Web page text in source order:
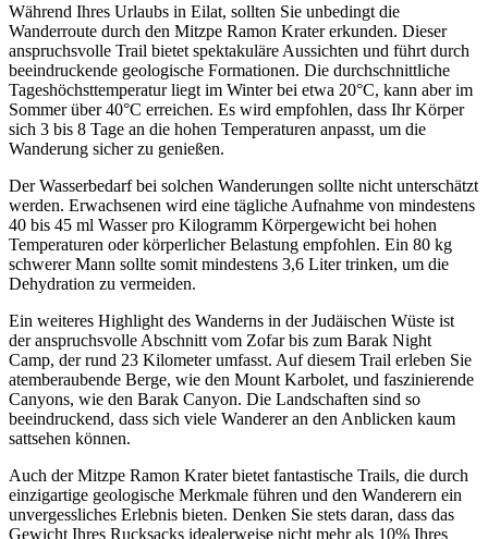
Während Ihres Urlaubs in Eilat, sollten Sie unbedingt die
Wanderroute durch den Mitzpe Ramon Krater erkunden. Dieser
anspruchsvolle Trail bietet spektakuläre Aussichten und führt durch
beeindruckende geologische Formationen. Die durchschnittliche
Tageshöchsttemperatur liegt im Winter bei etwa 20°C, kann aber im
Sommer über 40°C erreichen. Es wird empfohlen, dass Ihr Körper
sich 3 bis 8 Tage an die hohen Temperaturen anpasst, um die
Wanderung sicher zu genießen.
Der Wasserbedarf bei solchen Wanderungen sollte nicht unterschätzt
werden. Erwachsenen wird eine tägliche Aufnahme von mindestens
40 bis 45 ml Wasser pro Kilogramm Körpergewicht bei hohen
Temperaturen oder körperlicher Belastung empfohlen. Ein 80 kg
schwerer Mann sollte somit mindestens 3,6 Liter trinken, um die
Dehydration zu vermeiden.
Ein weiteres Highlight des Wanderns in der Judäischen Wüste ist
der anspruchsvolle Abschnitt vom Zofar bis zum Barak Night
Camp, der rund 23 Kilometer umfasst. Auf diesem Trail erleben Sie
atemberaubende Berge, wie den Mount Karbolet, und faszinierende
Canyons, wie den Barak Canyon. Die Landschaften sind so
beeindruckend, dass sich viele Wanderer an den Anblicken kaum
sattsehen können.
Auch der Mitzpe Ramon Krater bietet fantastische Trails, die durch
einzigartige geologische Merkmale führen und den Wanderern ein
unvergessliches Erlebnis bieten. Denken Sie stets daran, dass das
Gewicht Ihres Rucksacks idealerweise nicht mehr als 10% Ihres